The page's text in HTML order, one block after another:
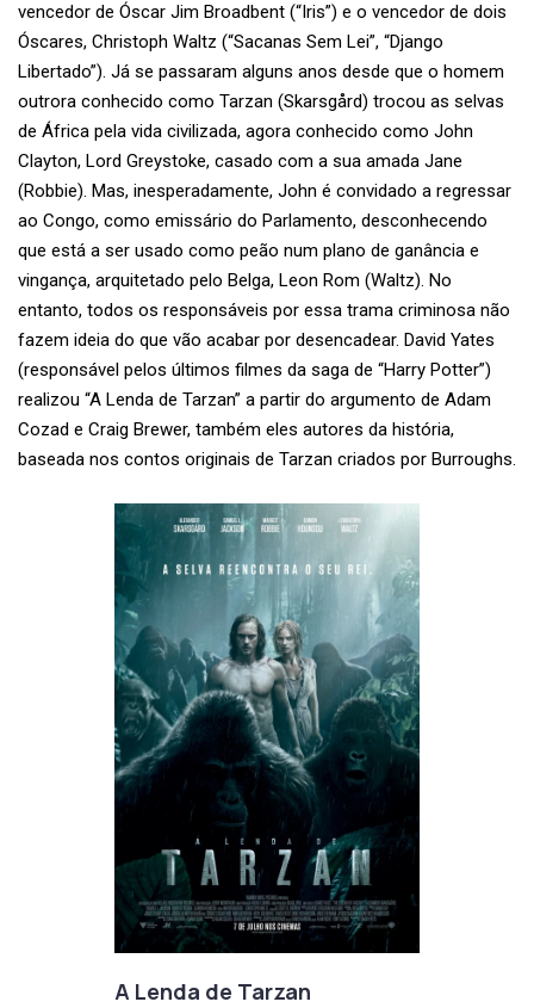
A Lenda de Tarzan
vencedor de Óscar Jim Broadbent (“Iris”) e o vencedor de dois
Óscares, Christoph Waltz (“Sacanas Sem Lei”, “Django
Libertado”). Já se passaram alguns anos desde que o homem
outrora conhecido como Tarzan (Skarsgård) trocou as selvas
de África pela vida civilizada, agora conhecido como John
Clayton, Lord Greystoke, casado com a sua amada Jane
(Robbie). Mas, inesperadamente, John é convidado a regressar
ao Congo, como emissário do Parlamento, desconhecendo
que está a ser usado como peão num plano de ganância e
vingança, arquitetado pelo Belga, Leon Rom (Waltz). No
entanto, todos os responsáveis por essa trama criminosa não
fazem ideia do que vão acabar por desencadear. David Yates
(responsável pelos últimos filmes da saga de “Harry Potter”)
realizou “A Lenda de Tarzan” a partir do argumento de Adam
Cozad e Craig Brewer, também eles autores da história,
baseada nos contos originais de Tarzan criados por Burroughs.